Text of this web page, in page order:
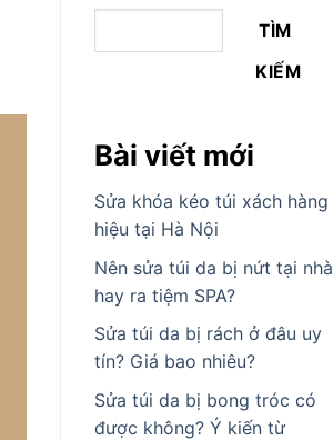
TÌM
KIẾM
Bài viết mới
Sửa khóa kéo túi xách hàng
hiệu tại Hà Nội
Nên sửa túi da bị nứt tại nhà
hay ra tiệm SPA?
Sửa túi da bị rách ở đâu uy
tín? Giá bao nhiêu?
Sửa túi da bị bong tróc có
được không? Ý kiến từ